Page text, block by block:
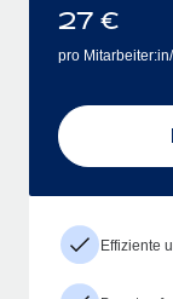
27 €
pro
Effiziente